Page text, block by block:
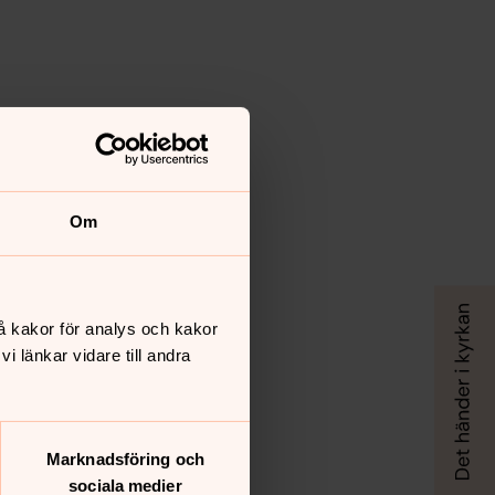
Om
kakor för analys och kakor
länkar vidare till andra
Marknadsföring och
sociala medier